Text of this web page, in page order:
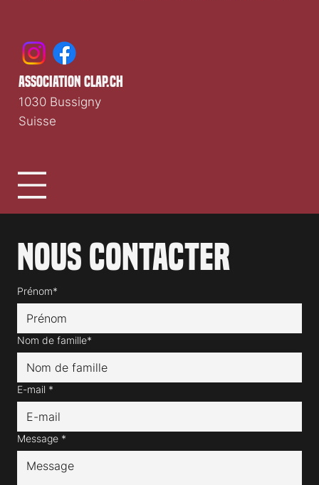
Nous contacter
Prénom*
Nom de famille*
E-mail *
Message *
association clap.ch
1030 Bussigny
Suisse